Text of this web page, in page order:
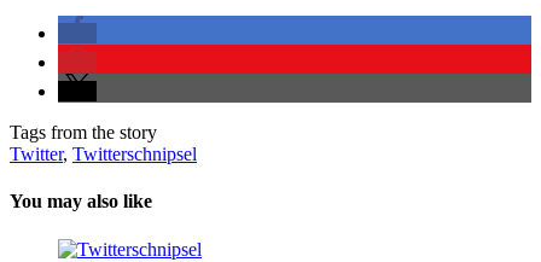
Tags from the story
Twitter, Twitterschnipsel
You may also like